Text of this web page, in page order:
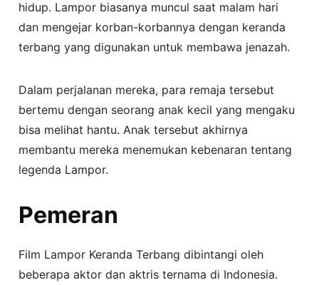
hidup. Lampor biasanya muncul saat malam hari
dan mengejar korban-korbannya dengan keranda
terbang yang digunakan untuk membawa jenazah.
Dalam perjalanan mereka, para remaja tersebut
bertemu dengan seorang anak kecil yang mengaku
bisa melihat hantu. Anak tersebut akhirnya
membantu mereka menemukan kebenaran tentang
legenda Lampor.
Pemeran
Film Lampor Keranda Terbang dibintangi oleh
beberapa aktor dan aktris ternama di Indonesia.